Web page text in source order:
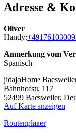
Adresse &
Oliver
Handy:
Anmerkung vom
Spanisch
jidajoHome
Bahnhofstr. 117
52499 Baesweiler,
Auf Karte anzeigen
Routenplaner